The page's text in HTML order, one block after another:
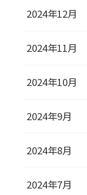
2024年12月
2024年11月
2024年10月
2024年9月
2024年8月
2024年7月